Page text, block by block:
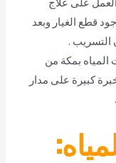
قطع الغيار وبعد
التسريب .
المياه بمكة من
كبيرة على مدار